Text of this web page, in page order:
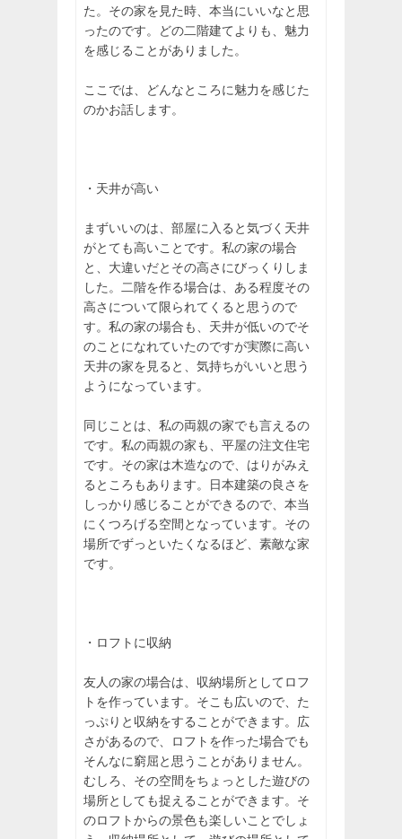
た。その家を見た時、本当にいいなと思
ったのです。どの二階建てよりも、魅力
を感じることがありました。
ここでは、どんなところに魅力を感じた
のかお話します。
・天井が高い
まずいいのは、部屋に入ると気づく天井
がとても高いことです。私の家の場合
と、大違いだとその高さにびっくりしま
した。二階を作る場合は、ある程度その
高さについて限られてくると思うので
す。私の家の場合も、天井が低いのでそ
のことになれていたのですが実際に高い
天井の家を見ると、気持ちがいいと思う
ようになっています。
同じことは、私の両親の家でも言えるの
です。私の両親の家も、平屋の注文住宅
です。その家は木造なので、はりがみえ
るところもあります。日本建築の良さを
しっかり感じることができるので、本当
にくつろげる空間となっています。その
場所でずっといたくなるほど、素敵な家
です。
・ロフトに収納
友人の家の場合は、収納場所としてロフ
トを作っています。そこも広いので、た
っぷりと収納をすることができます。広
さがあるので、ロフトを作った場合でも
そんなに窮屈と思うことがありません。
むしろ、その空間をちょっとした遊びの
場所としても捉えることができます。そ
のロフトからの景色も楽しいことでしょ